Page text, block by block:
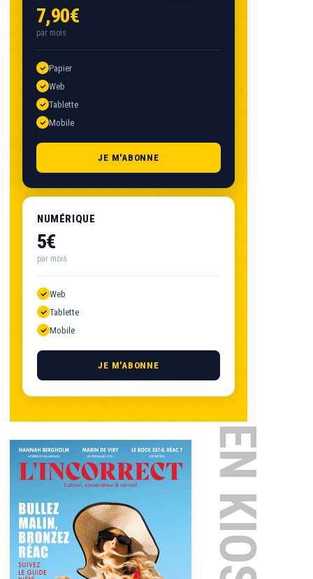
7,90€
par mois
Papier
Web
Tablette
Mobile
JE M'ABONNE
NUMÉRIQUE
5€
par mois
Web
Tablette
Mobile
JE M'ABONNE